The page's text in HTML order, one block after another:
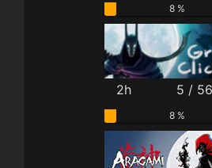
8 %
2h 5 / 56
8 %